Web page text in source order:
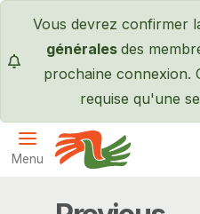
Vous devrez confirmer
générales des
prochaine connexion.
requise qu'une
Menu